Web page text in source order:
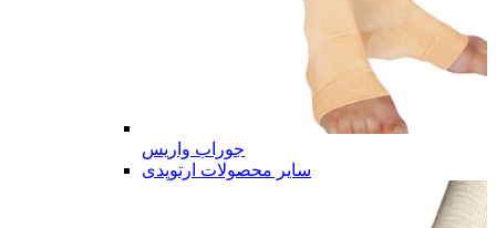
جوراب واریس
سایر محصولات ارتوپدی